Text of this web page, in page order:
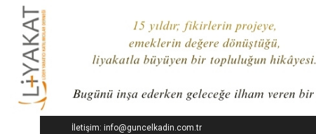
İletişim: info@guncelkadin.com.tr